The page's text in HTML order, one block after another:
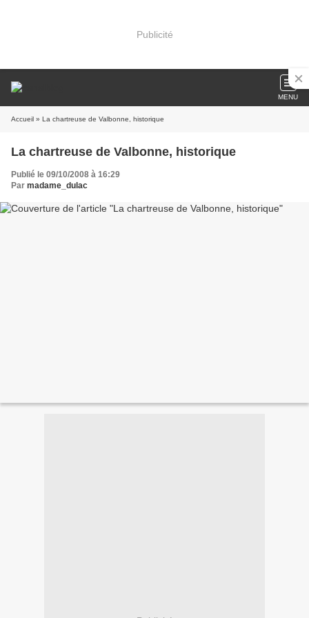
Publicité
MENU
Accueil » La chartreuse de Valbonne, historique
La chartreuse de Valbonne, historique
Publié le 09/10/2008 à 16:29
Par madame_dulac